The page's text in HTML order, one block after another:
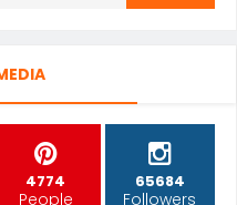
4774
People
65684
Followers